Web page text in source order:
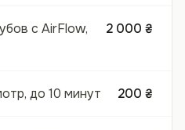
с AirFlow,
2 000 ₴
до 10 минут 200 ₴